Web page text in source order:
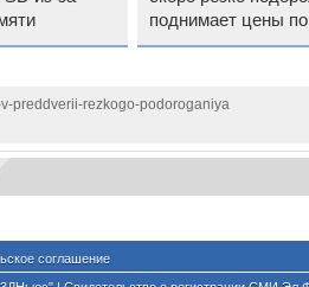
поднимает цены
preddverii-rezkogo-podoroganiya
соглашение